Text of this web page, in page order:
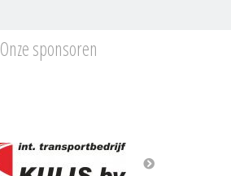
Onze sponsoren